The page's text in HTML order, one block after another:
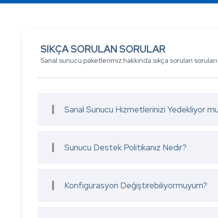
SIKÇA SORULAN SORULAR
Sanal sunucu paketlerimiz hakkında sıkça sorulan soruları
Sanal Sunucu Hizmetlerinizi Yedekliyor
Sunucu Destek Politikanız Nedir?
Konfigurasyon Değiştirebiliyormuyum?